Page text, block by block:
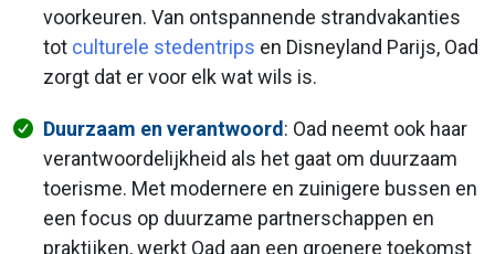
voorkeuren. Van ontspannende strandvakanties
tot culturele stedentrips en Disneyland Parijs, Oad
zorgt dat er voor elk wat wils is.
Duurzaam en verantwoord: Oad neemt ook haar
verantwoordelijkheid als het gaat om duurzaam
toerisme. Met modernere en zuinigere bussen en
een focus op duurzame partnerschappen en
praktijken, werkt Oad aan een groenere toekomst